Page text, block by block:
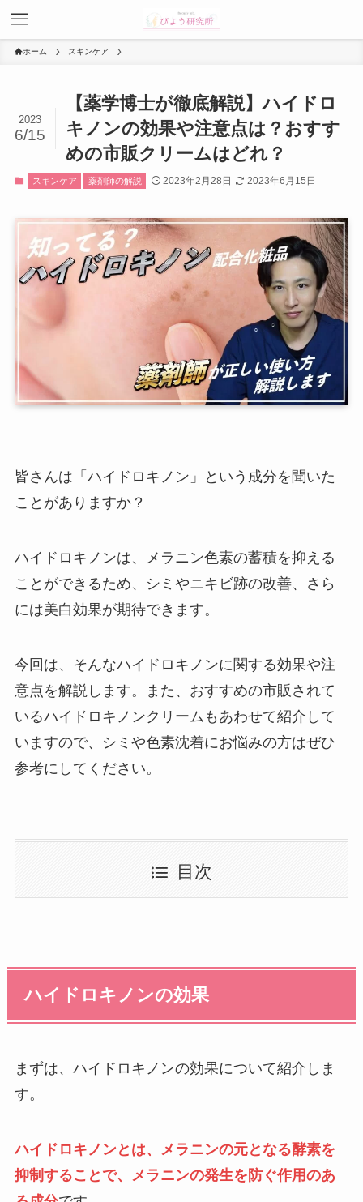
ホーム スキンケア
【薬学博士が徹底解説】ハイドロ
キノンの効果や注意点は？おすす
めの市販クリームはどれ？
2023
6/15
スキンケア 薬剤師の解説 2023年2月28日 2023年6月15日
皆さんは「ハイドロキノン」という成分を聞いた
ことがありますか？
ハイドロキノンは、メラニン色素の蓄積を抑える
ことができるため、シミやニキビ跡の改善、さら
には美白効果が期待できます。
今回は、そんなハイドロキノンに関する効果や注
意点を解説します。また、おすすめの市販されて
いるハイドロキノンクリームもあわせて紹介して
いますので、シミや色素沈着にお悩みの方はぜひ
参考にしてください。
目次
ハイドロキノンの効果
まずは、ハイドロキノンの効果について紹介しま
す。
ハイドロキノンとは、メラニンの元となる酵素を
抑制することで、メラニンの発生を防ぐ作用のあ